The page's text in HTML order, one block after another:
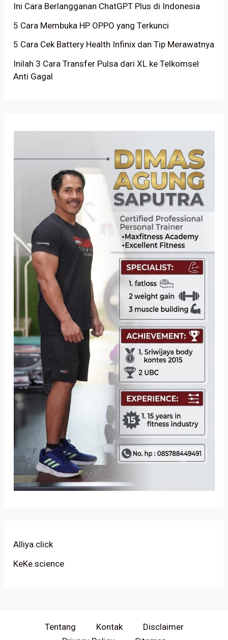
Ini Cara Berlangganan ChatGPT Plus di Indonesia
5 Cara Membuka HP OPPO yang Terkunci
5 Cara Cek Battery Health Infinix dan Tip Merawatnya
Inilah 3 Cara Transfer Pulsa dari XL ke Telkomsel
Anti Gagal
Alliya.click
KeKe.science
Tentang Kontak
Disclaimer